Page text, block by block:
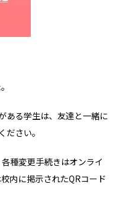
ある学生は、友達と一緒に
さい。
種変更手続きはオンライ
内に掲示されたQRコード